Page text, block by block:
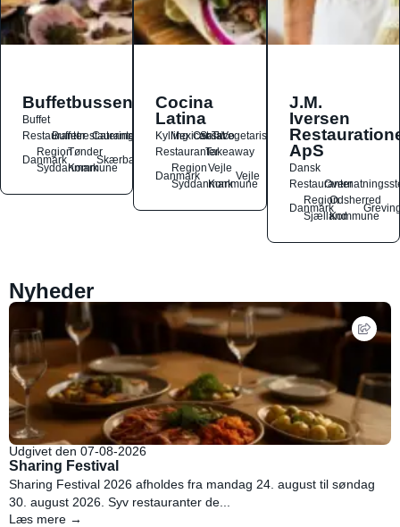
Buffetbussen
Buffet
Restauranter
Buffetrestauranter
Catering
Danmark
Region
Syddanmark
Tønder
Kommune
Skærbæk
Cocina
Latina
Kylling
Mexicansk
OstSalat
TacoVegetarisk
RestauranterTakeaway
Danmark
Region
Syddanmark
Vejle
Kommune
Vejle
J.M.
Iversen
ApS
Dansk
Restauranter
Danmark
Region
Sjælland
Odsherred
Kommune
Nyheder
Udgivet den 07-08-2026
Sharing Festival
Sharing Festival 2026 afholdes fra mandag 24. august til søndag
30. august 2026. Syv restauranter de...
Læs mere →